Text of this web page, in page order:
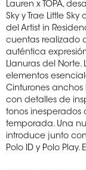
Lauren x TÓPA,
Sky y Trae Little
del Artist in
cuentas realizado
auténtica
Llanuras del
elementos
Cinturones anchos
con detalles de
tonos inesperados
temporada. Una
introduce junto
Polo ID y Polo